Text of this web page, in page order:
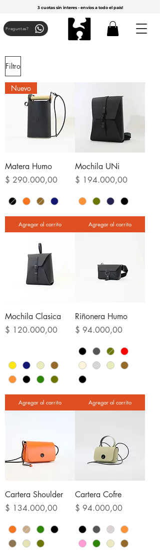
3 cuotas sin interes - envíos a todo el país!
Preguntas?
Filtro
Nuevo
Matera Humo
Precio
$ 290.000,00
Agregar al carrito
Mochila UNi
Precio
$ 194.000,00
Agregar al carrito
Mochila Clasica
Precio
$ 120.000,00
Agregar al carrito
Riñonera Humo
Precio
$ 94.000,00
Agregar al carrito
Cartera Shoulder
Precio
$ 134.000,00
Cartera Cofre
Precio
$ 94.000,00